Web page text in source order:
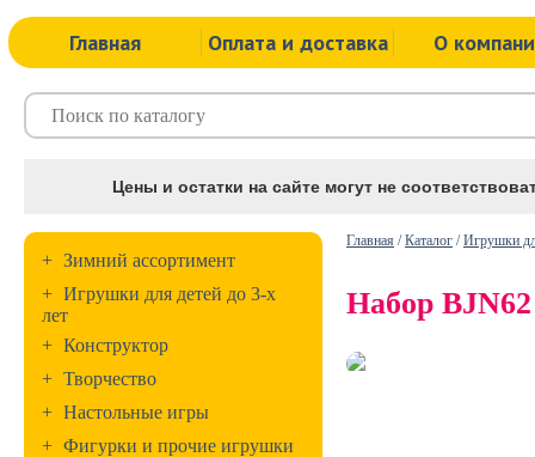
Главная Оплата и доставка О
Цены и остатки на сайте могут не
+ Зимний ассортимент
+ Игрушки для детей до 3-х
лет
+ Конструктор
+ Творчество
+ Настольные игры
+ Фигурки и прочие игрушки
Главная /Каталог /Игрушки
Набор